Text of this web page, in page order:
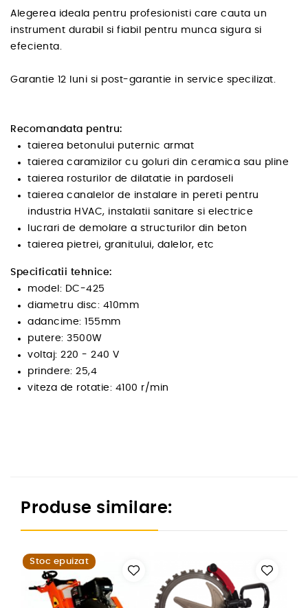
Alegerea ideala pentru profesionisti care cauta un
instrument durabil si fiabil pentru munca sigura si
efecienta.
Garantie 12 luni si post-garantie in service specilizat.
Recomandata pentru:
taierea betonului puternic armat
taierea caramizilor cu goluri din ceramica sau pline
taierea rosturilor de dilatatie in pardoseli
taierea canalelor de instalare in pereti pentru
industria HVAC, instalatii sanitare si electrice
lucrari de demolare a structurilor din beton
taierea pietrei, granitului, dalelor, etc
Specificatii tehnice:
model: DC-425
diametru disc: 410mm
adancime: 155mm
putere: 3500W
voltaj: 220 - 240 V
prindere: 25,4
viteza de rotatie: 4100 r/min
Produse similare:
Stoc epuizat